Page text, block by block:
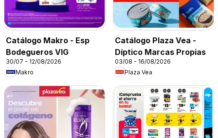
Catálogo Makro - Esp
Bodegueros VIG
30/07 - 12/08/2026
Makro
Catálogo Plaza Vea -
Díptico Marcas Propias
03/08 - 16/08/2026
Plaza Vea